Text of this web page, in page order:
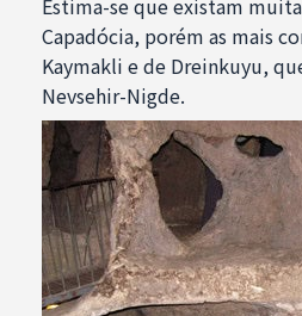
Estima-se que existam
Capadócia, porém as mais
Kaymakli e de Dreinkuyu,
Nevsehir-Nigde.